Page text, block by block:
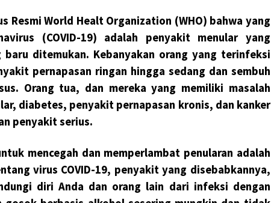
Resmi World Healt Organization (WHO) bahwa yang
(COVID-19) adalah penyakit menular yang
ditemukan. Kebanyakan orang yang terinfeksi
pernapasan ringan hingga sedang dan sembuh
Orang tua, dan mereka yang memiliki masalah
diabetes, penyakit pernapasan kronis, dan kanker
penyakit serius.
mencegah dan memperlambat penularan adalah
virus COVID-19, penyakit yang disebabkannya,
diri Anda dan orang lain dari infeksi dengan